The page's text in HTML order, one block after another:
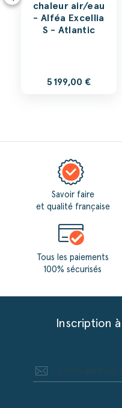
chaleur air/eau
- Alféa Excellia
S - Atlantic
5 199,00 €
Savoir faire
et qualité française
Tous les paiements
100% sécurisés
Inscription